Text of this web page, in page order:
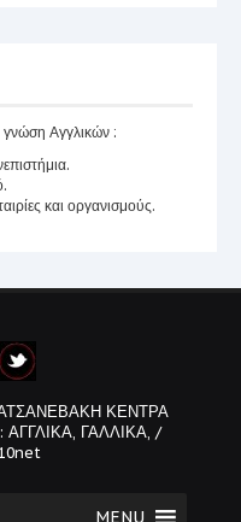
γνώση Αγγλικών :
και οργανισμούς.
ΚΕΝΤΡΑ
ΓΑΛΛΙΚΑ, /